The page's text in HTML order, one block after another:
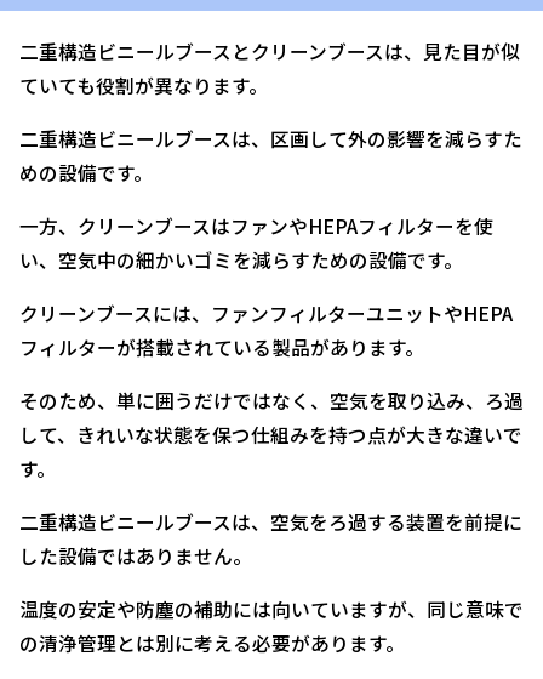
二重構造ビニールブースとクリーンブースは、見た目が似
ていても役割が異なります。
二重構造ビニールブースは、区画して外の影響を減らすた
めの設備です。
一方、クリーンブースはファンやHEPAフィルターを使
い、空気中の細かいゴミを減らすための設備です。
クリーンブースには、ファンフィルターユニットやHEPA
フィルターが搭載されている製品があります。
そのため、単に囲うだけではなく、空気を取り込み、ろ過
して、きれいな状態を保つ仕組みを持つ点が大きな違いで
す。
二重構造ビニールブースは、空気をろ過する装置を前提に
した設備ではありません。
温度の安定や防塵の補助には向いていますが、同じ意味で
の清浄管理とは別に考える必要があります。